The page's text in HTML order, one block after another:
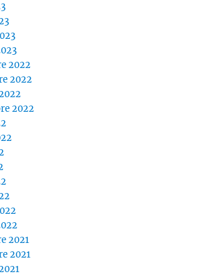
2022
2022
2022
2021
2021